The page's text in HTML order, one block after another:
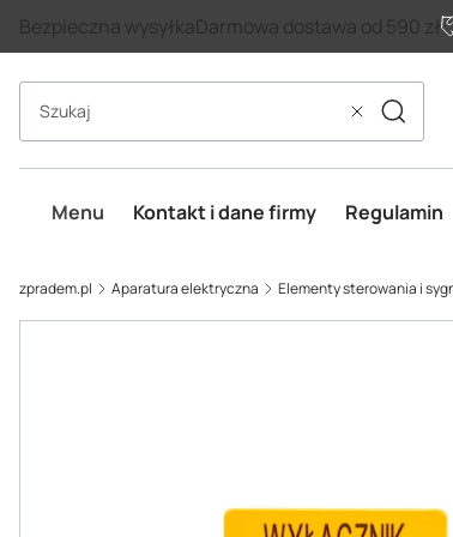
Bezpieczna wysyłkaDarmowa dostawa od 590 zł
WyczyśćSzukaj
Menu Kontakt i dane firmy Regulamin
zpradem.pl Aparatura elektryczna Elementy sterowania i